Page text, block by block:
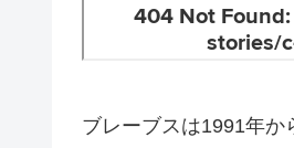
ブレーブスは1991年